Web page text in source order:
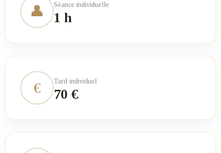
👤 Séance individuelle
1 h
€ Tarif individuel
70 €